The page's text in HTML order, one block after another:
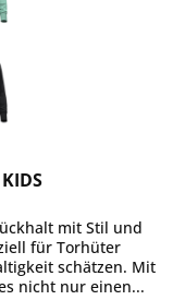
mit Stil und
für Torhüter
schätzen. Mit
nicht nur einen...